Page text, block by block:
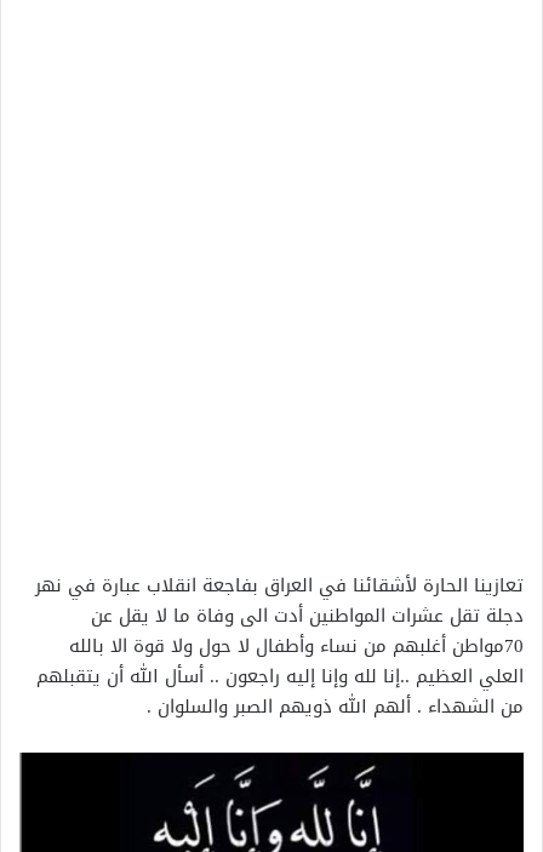
تعازينا الحارة لأشقائنا في العراق بفاجعة انقلاب عبارة في نهر
دجلة تقل عشرات المواطنين أدت الى وفاة ما لا يقل عن
70مواطن أغلبهم من نساء وأطفال لا حول ولا قوة الا بالله
العلي العظيم ..إنا لله وإنا إليه راجعون .. أسأل الله أن يتقبلهم
من الشهداء . ألهم الله ذويهم الصبر والسلوان .